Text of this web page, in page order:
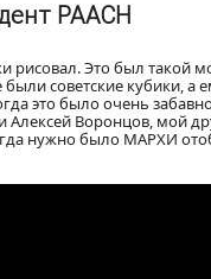
РААСН
рисовал. Это был такой
советские кубики, а
это было очень
Алексей Воронцов, мой
нужно было МАРХИ